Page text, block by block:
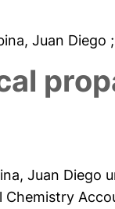
Juan Diego
Juan Diego
Chemistry